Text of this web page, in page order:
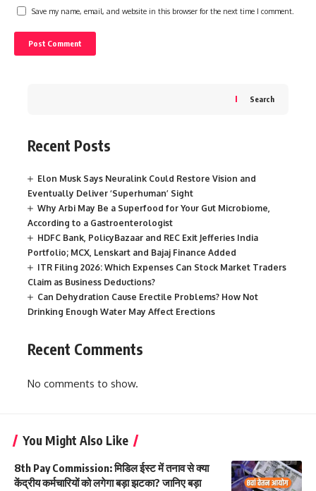
Save my name, email, and website in this browser for the next time I comment.
Search
Recent Posts
Elon Musk Says Neuralink Could Restore Vision and
Eventually Deliver ‘Superhuman’ Sight
Why Arbi May Be a Superfood for Your Gut Microbiome,
According to a Gastroenterologist
HDFC Bank, PolicyBazaar and REC Exit Jefferies India
Portfolio; MCX, Lenskart and Bajaj Finance Added
ITR Filing 2026: Which Expenses Can Stock Market Traders
Claim as Business Deductions?
Can Dehydration Cause Erectile Problems? How Not
Drinking Enough Water May Affect Erections
Recent Comments
No comments to show.
You Might Also Like
8th Pay Commission: मिडिल ईस्ट में तनाव से क्या
केंद्रीय कर्मचारियों को लगेगा बड़ा झटका? जानिए बड़ा